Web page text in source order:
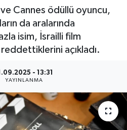
Cannes ödüllü oyuncu,
da aralarında
isim, İsrailli film
reddettiklerini açıkladı.
- 13:31
YAYINLANMA